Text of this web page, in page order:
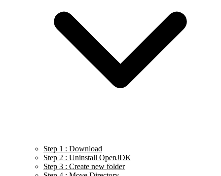
Step 1 : Download
Step 2 : Uninstall OpenJDK
Step 3 : Create new folder